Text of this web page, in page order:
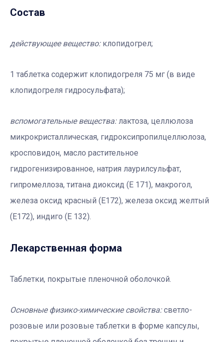
Состав
действующее вещество: клопидогрел;
1 таблетка содержит клопидогреля 75 мг (в виде
клопидогреля гидросульфата);
вспомогательные вещества: лактоза, целлюлоза
микрокристаллическая, гидроксипропилцеллюлоза,
кросповидон, масло растительное
гидрогенизированное, натрия лаурилсульфат,
гипромеллоза, титана диоксид (Е 171), макрогол,
железа оксид красный (Е172), железа оксид желтый
(Е172), индиго (E 132).
Лекарственная форма
Таблетки, покрытые пленочной оболочкой.
Основные физико-химические свойства:светло-
розовые или розовые таблетки в форме капсулы,